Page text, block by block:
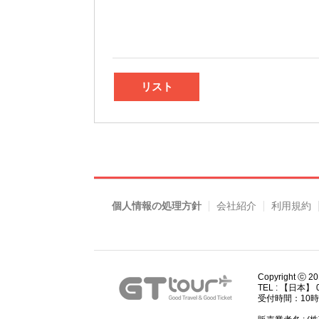
リスト
個人情報の処理方針 会社紹介 利用規約
Copyright ⓒ
TEL : 【日本】
受付時間：10